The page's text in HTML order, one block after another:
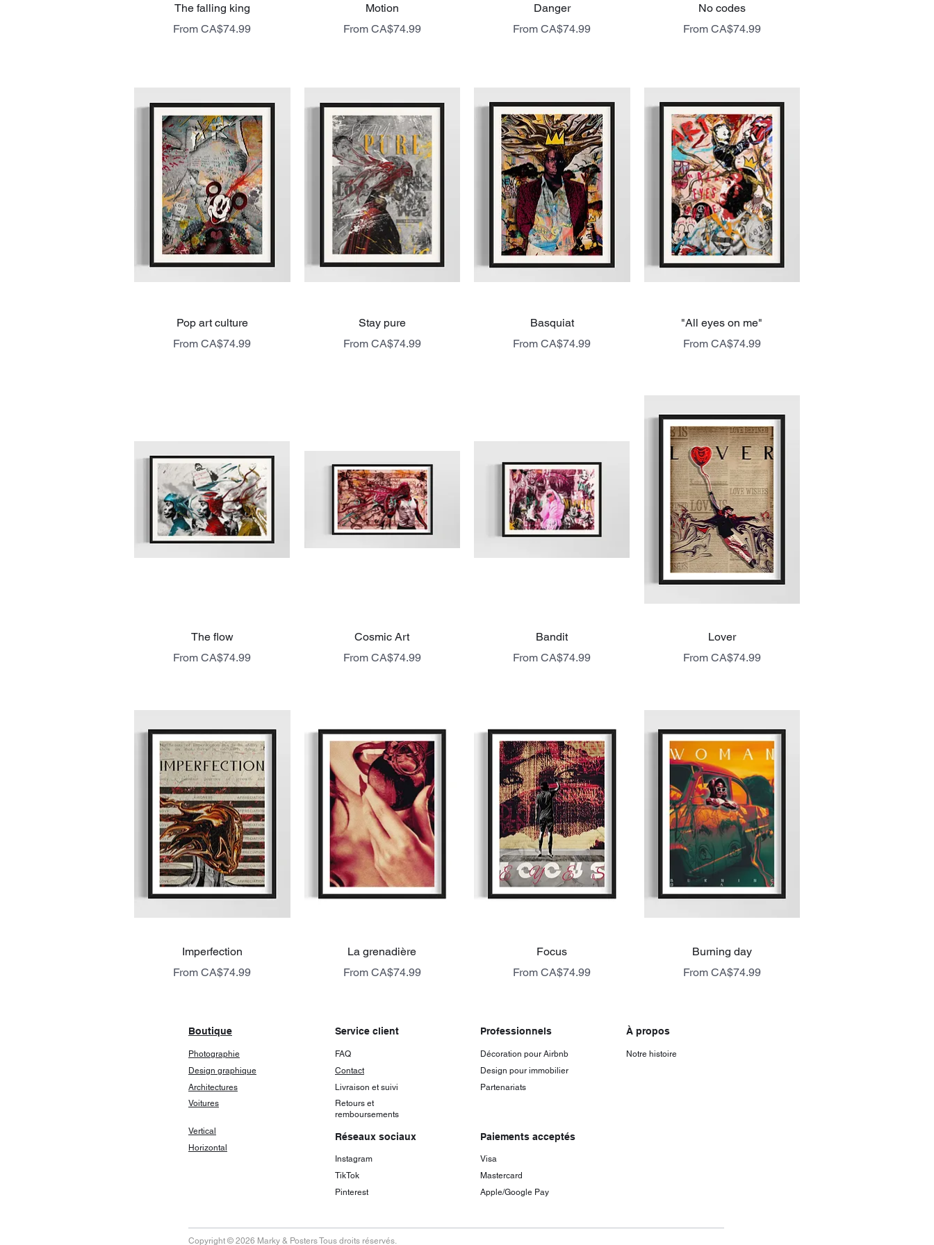
Quick View
The falling king
FromCA$74.99
Sale Price
Quick View
Motion
From CA$74.99
Sale Price
Quick View
Danger
FromCA$74.99
Sale Price
Quick View
No codes
From CA$74.99
Sale Price
Quick View
Pop art culture
FromCA$74.99
Sale Price
Quick View
Stay pure
From CA$74.99
Sale Price
Quick View
Basquiat
FromCA$74.99
Sale Price
Quick View
"All eyes on me"
From CA$74.99
Sale Price
Quick View
The flow
FromCA$74.99
Sale Price
Quick View
Cosmic Art
From CA$74.99
Sale Price
Quick View
Bandit
FromCA$74.99
Sale Price
Quick View
Lover
From CA$74.99
Sale Price
Quick View
Imperfection
FromCA$74.99
Sale Price
Quick View
La grenadière
From CA$74.99
Sale Price
Quick View
Focus
FromCA$74.99
Sale Price
Quick View
Burning day
From CA$74.99
Sale Price
Boutique
Photographie
Design graphique
Architectures
Voitures
Vertical
Horizontal
Service client
FAQ
Contact
Livraison et suivi
Professionnels
Décoration pour Airbnb
Design pour immobilier
Partenariats
À propos
Notre histoire
Retours et
remboursements
Réseaux sociaux
Instagram
TikTok
Pinterest
Paiements acceptés
Visa
Mastercard
Apple/Google Pay
Copyright © 2026 Marky & Posters Tous droits réservés.